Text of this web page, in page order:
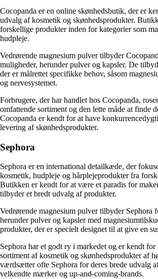
Cocopanda er en online skønhedsbutik, der er
udvalg af kosmetik og skønhedsprodukter.
forskellige produkter inden for kategorier som
hudpleje.
Vedrørende magnesium pulver tilbyder
muligheder, herunder pulver og kapsler. De
der er målrettet specifikke behov, såsom
og nervesystemet.
Forbrugere, der har handlet hos Cocopanda,
omfattende sortiment og den lette måde at finde
Cocopanda er kendt for at have
levering af skønhedsprodukter.
Sephora
Sephora er en international detailkæde, der
kosmetik, hudpleje og hårplejeprodukter fra
Butikken er kendt for at være et paradis for
tilbyder et bredt udvalg af produkter.
Vedrørende magnesium pulver tilbyder Sephora
herunder pulver og kapsler med
produkter, der er specielt designet til at give en
Sephora har et godt ry i markedet og er kendt for
sortiment af kosmetik og skønhedsprodukter af
værdsætter ofte Sephora for deres brede udvalg
velkendte mærker og up-and-coming-brands.